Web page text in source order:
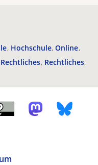
Hochschule Online
Rechtliches Rechtliches